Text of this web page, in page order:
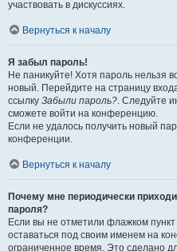
участвовать в дискуссиях.
Вернуться к началу
Я забыл пароль!
Не паникуйте! Хотя пароль нельзя
новый. Перейдите на страницу
ссылку Забыли пароль?. Следуйте
сможете войти на конференцию.
Если не удалось получить новый
конференции.
Вернуться к началу
Почему мне периодически
пароля?
Если вы не отметили флажком пункт
оставаться под своим именем на
ограниченное время. Это сделано